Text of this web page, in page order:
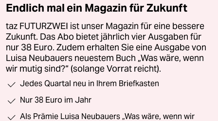
Endlich mal ein Magazin für Zukunft
taz FUTURZWEI ist unser Magazin für eine bessere
Zukunft. Das Abo bietet jährlich vier Ausgaben für
nur 38 Euro. Zudem erhalten Sie eine Ausgabe von
Luisa Neubauers neuestem Buch „Was wäre, wenn
wir mutig sind?“ (solange Vorrat reicht).
Jedes Quartal neu in Ihrem Briefkasten
Nur 38 Euro im Jahr
Als Prämie Luisa Neubauers „Was wäre, wenn wir